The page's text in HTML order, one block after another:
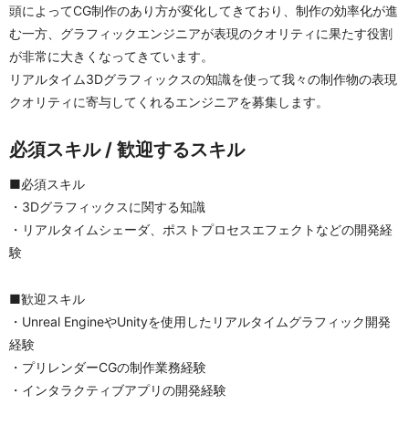
頭によってCG制作のあり方が変化してきており、制作の効率化が進
む一方、グラフィックエンジニアが表現のクオリティに果たす役割
が非常に大きくなってきています。
リアルタイム3Dグラフィックスの知識を使って我々の制作物の表現
クオリティに寄与してくれるエンジニアを募集します。
必須スキル / 歓迎するスキル
■必須スキル
・3Dグラフィックスに関する知識
・リアルタイムシェーダ、ポストプロセスエフェクトなどの開発経
験
■歓迎スキル
・Unreal EngineやUnityを使用したリアルタイムグラフィック開発
経験
・プリレンダーCGの制作業務経験
・インタラクティブアプリの開発経験